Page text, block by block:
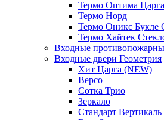
Термо Оптима Царга
Термо Норд
Термо Оникс Букле
Термо Хайтек
Входные
Входные двери Геометрия
Хит Царга (NEW)
Версо
Сотка Трио
Зеркало
Стандарт Вертикаль